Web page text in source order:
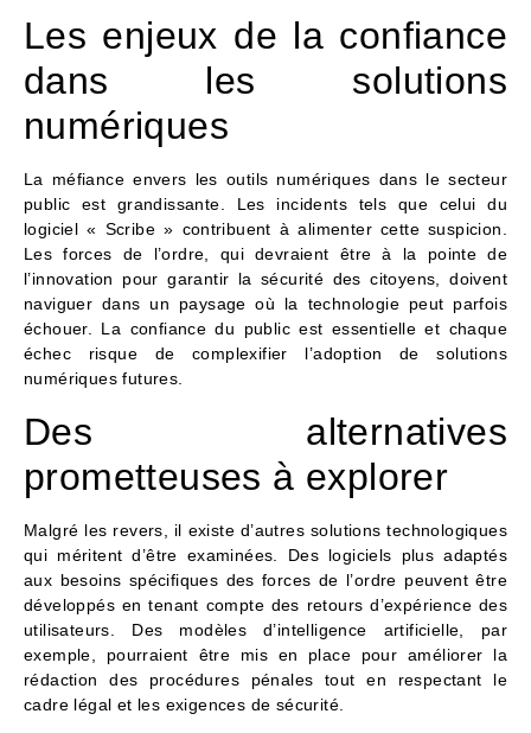
Les enjeux de la confiance
dans les solutions
numériques
La méfiance envers les outils numériques dans le secteur
public est grandissante. Les incidents tels que celui du
logiciel « Scribe » contribuent à alimenter cette suspicion.
Les forces de l’ordre, qui devraient être à la pointe de
l’innovation pour garantir la sécurité des citoyens, doivent
naviguer dans un paysage où la technologie peut parfois
échouer. La confiance du public est essentielle et chaque
échec risque de complexifier l’adoption de solutions
numériques futures.
Des alternatives
prometteuses à explorer
Malgré les revers, il existe d’autres solutions technologiques
qui méritent d’être examinées. Des logiciels plus adaptés
aux besoins spécifiques des forces de l’ordre peuvent être
développés en tenant compte des retours d’expérience des
utilisateurs. Des modèles d’intelligence artificielle, par
exemple, pourraient être mis en place pour améliorer la
rédaction des procédures pénales tout en respectant le
cadre légal et les exigences de sécurité.